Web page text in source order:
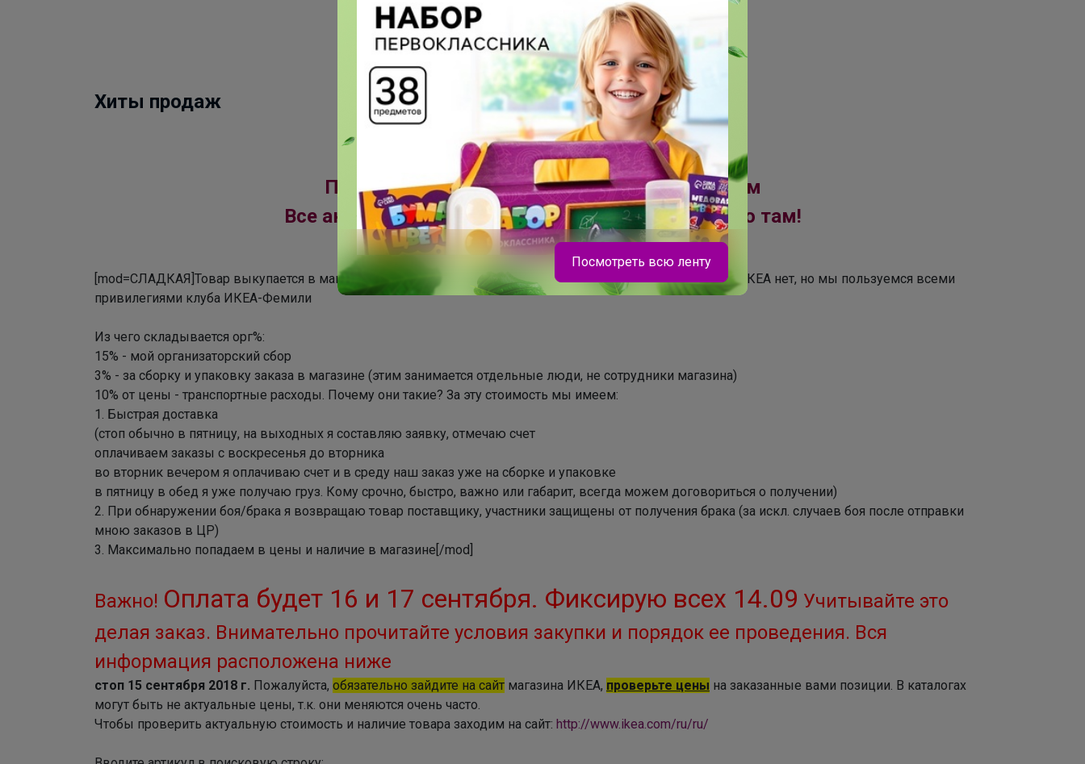
Торговые марки
ИКЕА™ IKEA™
Хиты продаж
Подписываемся на мою страницу в инстаграм
Все акции, распродажи, новые закупки анонсирую там!
[mod=СЛАДКАЯ]Товар выкупается в магазине ИКЕА-Новосибирск по ценам магазина, оптовых продаж у ИКЕА нет, но мы пользуемся всеми
привилегиями клуба ИКЕА-Фемили
Из чего складывается орг%:
15% - мой организаторский сбор
3% - за сборку и упаковку заказа в магазине (этим занимается отдельные люди, не сотрудники магазина)
10% от цены - транспортные расходы. Почему они такие? За эту стоимость мы имеем:
1. Быстрая доставка
(стоп обычно в пятницу, на выходных я составляю заявку, отмечаю счет
оплачиваем заказы с воскресенья до вторника
во вторник вечером я оплачиваю счет и в среду наш заказ уже на сборке и упаковке
в пятницу в обед я уже получаю груз. Кому срочно, быстро, важно или габарит, всегда можем договориться о получении)
2. При обнаружении боя/брака я возвращаю товар поставщику, участники защищены от получения брака (за искл. случаев боя после отправки
мною заказов в ЦР)
3. Максимально попадаем в цены и наличие в магазине[/mod]
Важно! Оплата будет 16 и 17 сентября. Фиксирую всех 14.09 Учитывайте это
делая заказ. Внимательно прочитайте условия закупки и порядок ее проведения. Вся
информация расположена ниже
стоп 15 сентября 2018 г. Пожалуйста, обязательно зайдите на сайт магазина ИКЕА, проверьте цены на заказанные вами позиции. В каталогах
могут быть не актуальные цены, т.к. они меняются очень часто.
Чтобы проверить актуальную стоимость и наличие товара заходим на сайт: http://www.ikea.com/ru/ru/
Стильные годы — чудесные с Happywear!
Посмотреть всю ленту